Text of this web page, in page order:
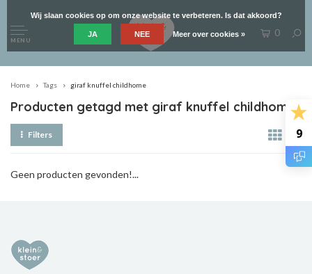
9
MENU
0
Home Tags giraf knuffel childhome
Producten getagd met giraf knuffel childhome
Filters
Geen producten gevonden!...
Wij slaan cookies op om onze website te verbeteren. Is dat akkoord?
JA NEE Meer over cookies »